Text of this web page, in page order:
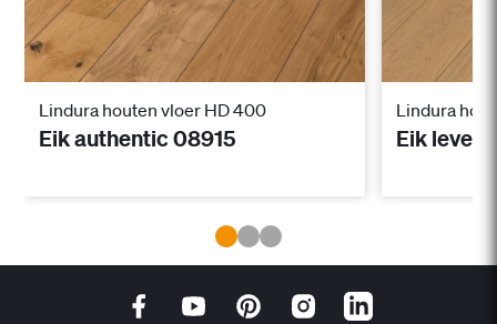
Lindura houten vloer HD 400
Eik authentic 08915
Lindura
Eik